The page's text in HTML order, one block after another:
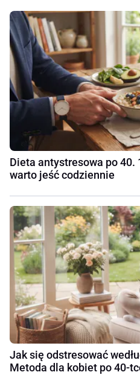
Dieta antystresowa po 40.
warto jeść codziennie
Jak się odstresować
Metoda dla kobiet po 40-